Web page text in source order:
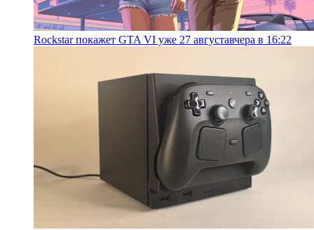
Rockstar покажет GTA VI уже 27 августавчера в 16:22